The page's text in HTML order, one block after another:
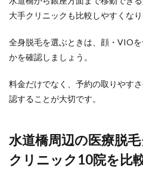
大手クリニックも比較しやすくなり
全身脱毛を選ぶときは、顔・VIO
かを確認しましょう。
料金だけでなく、予約の取りやす
認することが大切です。
水道橋周辺の医療脱
クリニック10院を比